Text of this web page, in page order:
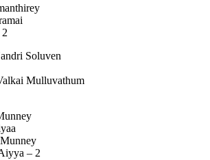
2
Soluven
Mulluvathum
– 2